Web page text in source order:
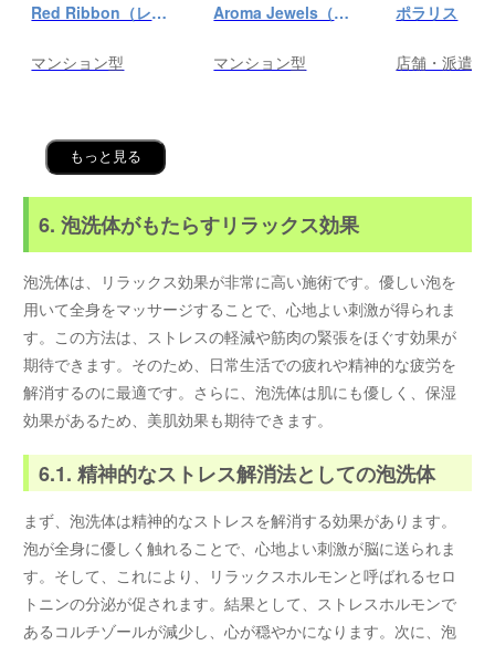
Red Ribbon（レッドリボン）前橋
マンション型
Aroma Jewels（アロマ ジュエルズ）秋葉原ルーム
マンション型
ポラリス
店舗・派遣
もっと見る
6. 泡洗体がもたらすリラックス効果
泡洗体は、リラックス効果が非常に高い施術です。優しい泡を
用いて全身をマッサージすることで、心地よい刺激が得られま
す。この方法は、ストレスの軽減や筋肉の緊張をほぐす効果が
期待できます。そのため、日常生活での疲れや精神的な疲労を
解消するのに最適です。さらに、泡洗体は肌にも優しく、保湿
効果があるため、美肌効果も期待できます。
6.1. 精神的なストレス解消法としての泡洗体
まず、泡洗体は精神的なストレスを解消する効果があります。
泡が全身に優しく触れることで、心地よい刺激が脳に送られま
す。そして、これにより、リラックスホルモンと呼ばれるセロ
トニンの分泌が促されます。結果として、ストレスホルモンで
あるコルチゾールが減少し、心が穏やかになります。次に、泡